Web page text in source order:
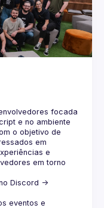
focada
e no ambiente
o objetivo de
em
e
em torno
Discord ->
eventos e